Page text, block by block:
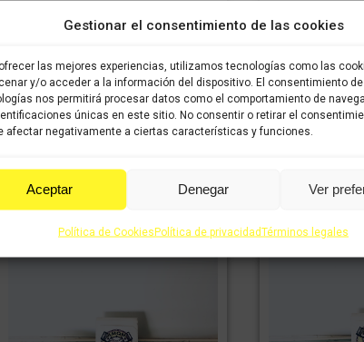
Gestionar el consentimiento de las cookies
las mejores experiencias, utilizamos tecnologías como las
y/o acceder a la información del dispositivo. El consentimiento
nos permitirá procesar datos como el comportamiento de
únicas en este sitio. No consentir o retirar el
afectar negativamente a ciertas características y funciones.
Aceptar Denegar Ver
Política de CookiesPolítica de privacidadTérminos legales
Amortiguador trasero Piaggio x10
24,08€ IVA incluido 16,86€ IVA
incluido
Comprar
Amortiguador
24,08€ IVA